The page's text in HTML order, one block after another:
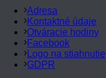
Adresa
Kontaktné údaje
Otváracie hodiny
Facebook
Logo na stiahnutie
GDPR